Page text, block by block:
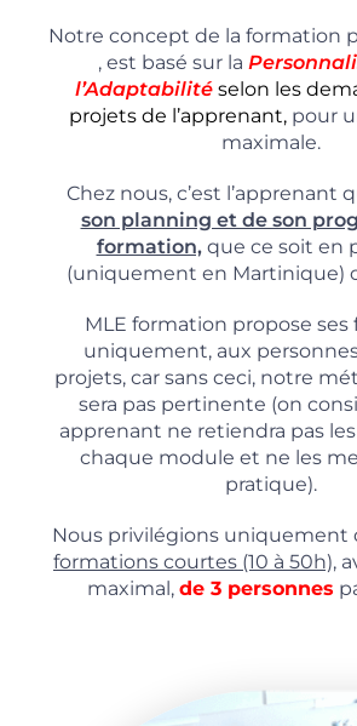
Notre concept de la formation
, est basé sur la P
l’Adaptabilité selon les
projets de l’apprenant,pour
maximale.
Chez nous, c’est l’apprenant
son planning et de son
formation,que ce soit en
(uniquement en Martinique)
MLE formation propose ses
uniquement, aux
projets, car sans ceci, notre
sera pas pertinente (on
apprenant ne retiendra pas
chaque module et ne les
pratique).
Nous privilégions uniquement
formations courtes (10 à 50h),
maximal, de 3 personnes